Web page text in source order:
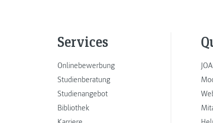
Services
Onlinebewerbung
Studienberatung
Studienangebot
Bibliothek